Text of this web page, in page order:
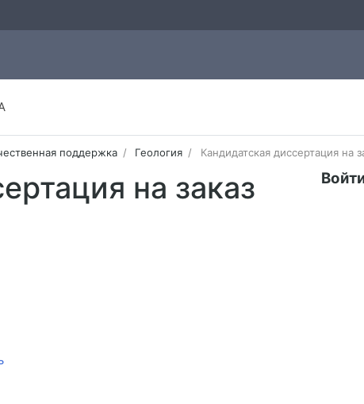
поддержка Геология Кандидатская диссертация на
на заказ